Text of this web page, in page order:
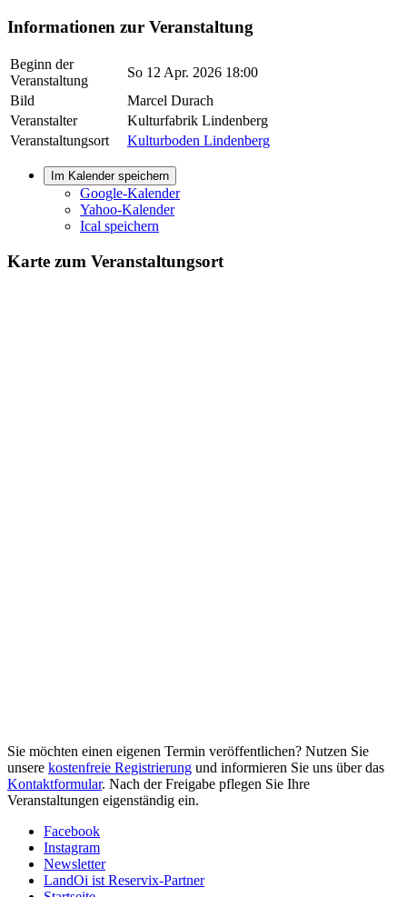
Informationen zur Veranstaltung
Beginn der
Veranstaltung
So 12 Apr. 2026 18:00
Bild
Marcel Durach
Veranstalter
Kulturfabrik Lindenberg
Veranstaltungsort
Kulturboden Lindenberg
Im Kalender speichern
Google-Kalender
Yahoo-Kalender
Ical speichern
Karte zum Veranstaltungsort
Sie möchten einen eigenen Termin veröffentlichen? Nutzen Sie
unsere kostenfreie Registrierung und informieren Sie uns über das
Kontaktformular. Nach der Freigabe pflegen Sie Ihre
Veranstaltungen eigenständig ein.
Facebook
Instagram
Newsletter
LandOi ist Reservix-Partner